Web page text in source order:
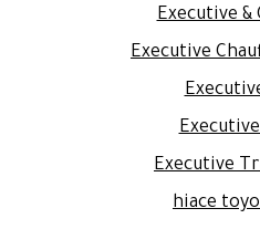
Executive &
Executive
Executive
hiace